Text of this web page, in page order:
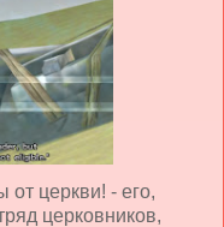
от церкви! - его,
церковников,